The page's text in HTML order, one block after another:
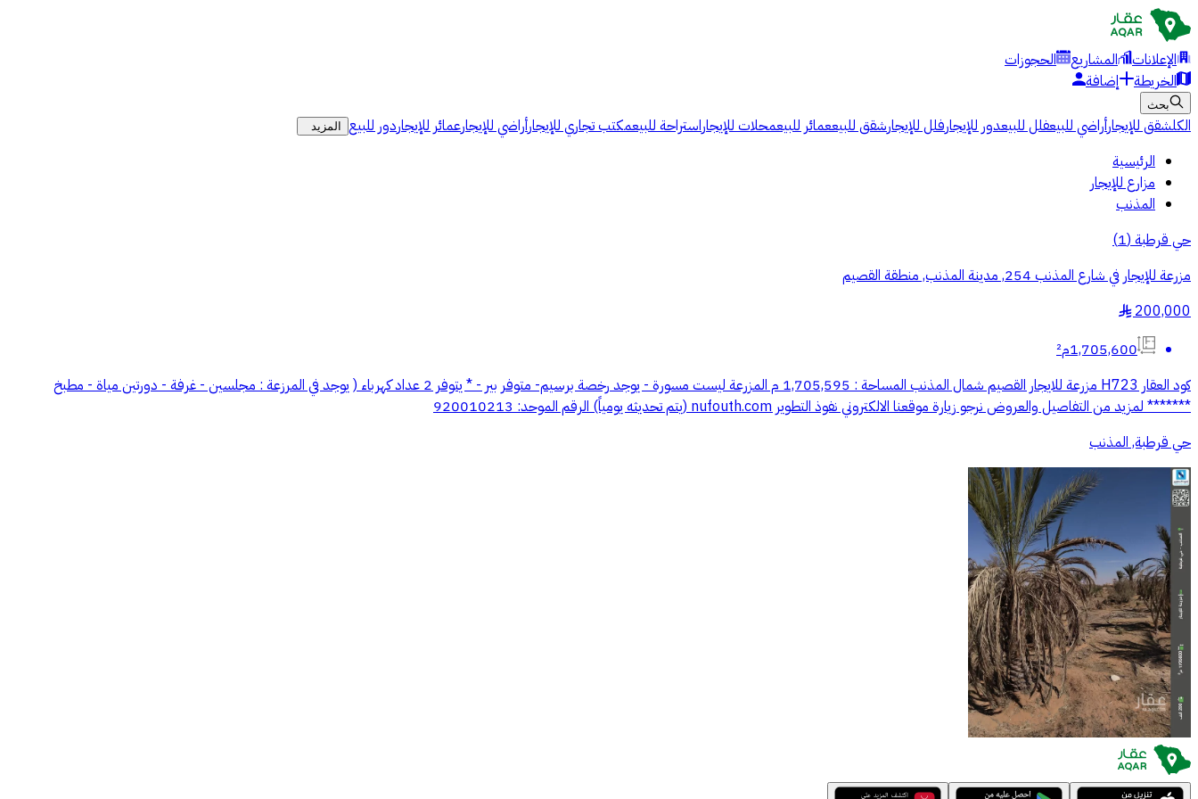
الإعلانات المشاريع
الحجوزات
الخريطة
إضافة
بحث
الكلشقق للإيجارأراضي للبيعفلل للبيعدور للإيجارفلل للإيجارشقق للبيععمائر للبيعمحلات للإيجاراستراحة للبيعمكتب تجاري للإيجارأراضي للإيجارعمائر للإيجاردور للبيع المزيد
الرئيسية
مزارع للإيجار
المذنب
حي قرطبة(
1
)
مزرعة للإيجار في شارع المذنب 254, مدينة المذنب, منطقة القصيم
200,000
§
1,705,600م²
كود العقار H723 مزرعة للايجار القصيم شمال المذنب المساحة : 1,705,595 م المزرعة ليست مسورة - يوجد رخصة برسيم- متوفر بير - * يتوفر 2 عداد كهرباء ( يوجد في المرزعة : مجلسين - غرفة - دورتين مياة - مطبخ
******* لمزيد من التفاصيل والعروض نرجو زيارة موقعنا الالكتروني نفوذ التطوير nufouth.com (يتم تحديثه يومياً) الرقم الموحد: 920010213
حي قرطبة, المذنب